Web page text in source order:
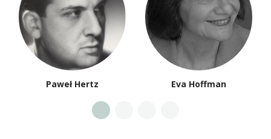
Paweł Hertz Eva Hoffman